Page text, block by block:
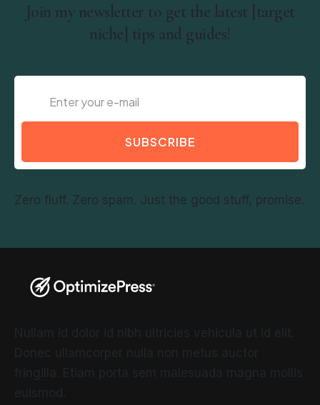
Join my newsletter to get the latest [target
niche] tips and guides!
SUBSCRIBE
Zero fluff. Zero spam. Just the good stuff, promise.